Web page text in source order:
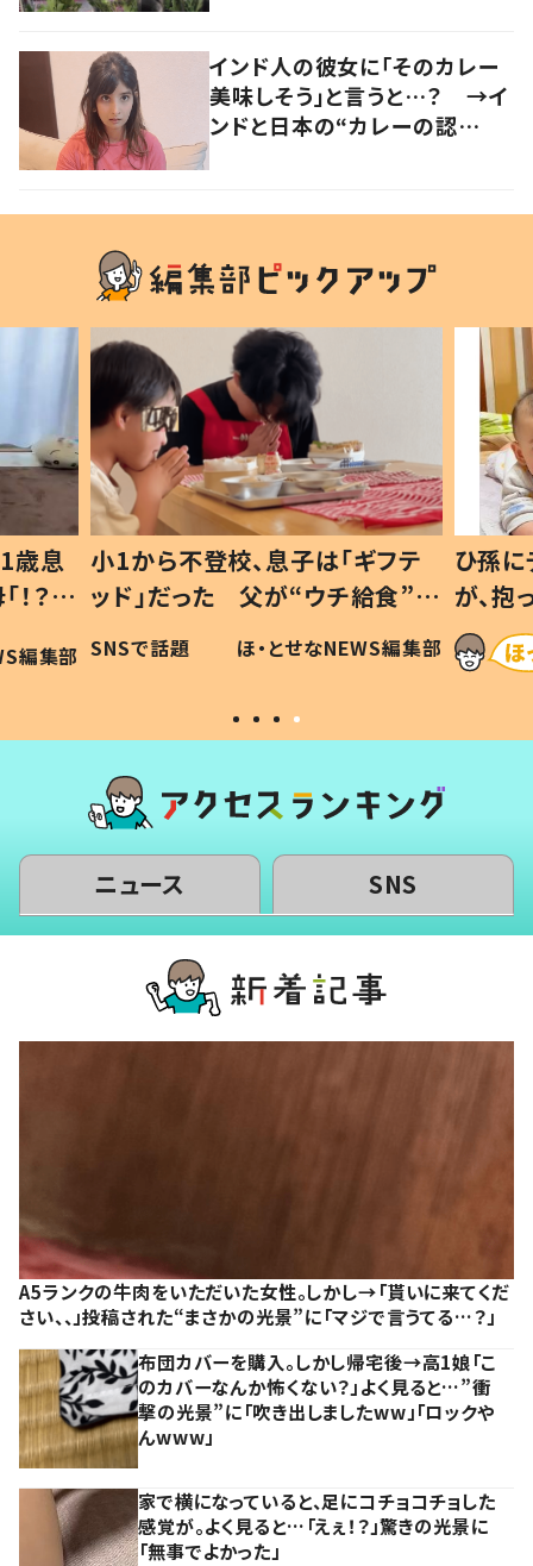
インド人の彼女に「そのカレー
美味しそう」と言うと…？ →イ
ンドと日本の“カレーの認
歳息
？」
編集部
小1から不登校、息子は「ギフテ
ッド」だった 父が“ウチ給食”を
作り続ける理由とは #令和の親
#令和の子
SNSで話題 ほ・とせなNEWS編集部
ひ孫
が、
「涙が
い」
ニュース SNS
A5ランクの牛肉をいただいた女性。しかし→「貰いに来てくだ
さい、、」投稿された“まさかの光景”に「マジで言うてる…？」
布団カバーを購入。しかし帰宅後→高1娘「こ
のカバーなんか怖くない？」よく見ると…”衝
撃の光景”に「吹き出しましたww」「ロックや
んwww」
家で横になっていると、足にコチョコチョした
感覚が。よく見ると…「えぇ！？」驚きの光景に
「無事でよかった」